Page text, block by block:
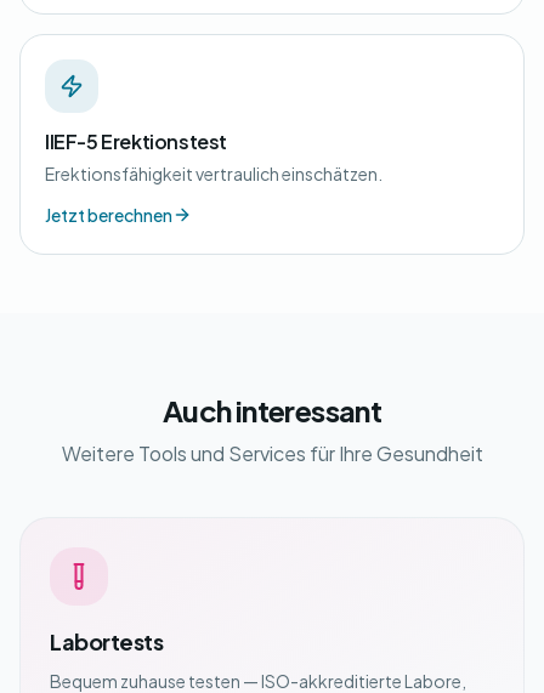
IIEF-5 Erektionstest
Erektionsfähigkeit vertraulich einschätzen.
Jetzt berechnen
Auch interessant
Weitere Tools und Services für Ihre Gesundheit
Labortests
Bequem zuhause testen — ISO-akkreditierte Labore,